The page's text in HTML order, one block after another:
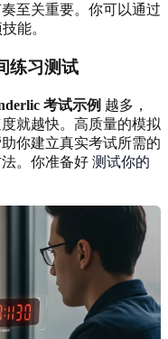
至关重要。你可以通过
能。
练习测试
考试示例 越多，
就越快。高质量的模拟
你建立真实考试所需的
。你准备好 测试你的